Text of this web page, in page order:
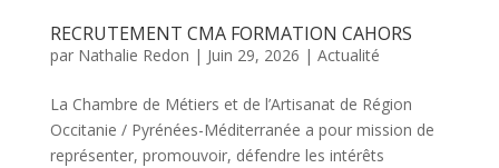
RECRUTEMENT CMA FORMATION CAHORS
par Nathalie Redon | Juin 29, 2026 | Actualité
La Chambre de Métiers et de l’Artisanat de Région
Occitanie / Pyrénées-Méditerranée a pour mission de
représenter, promouvoir, défendre les intérêts